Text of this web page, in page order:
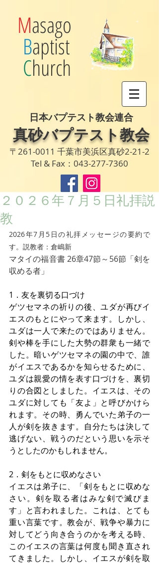
Masago
Baptist
Church
日本バプテスト教会連合
真砂バプテスト教会
〒261-0011 千葉市美浜区真砂2-21-2
Tel & Fax：043-277-7360
２０２６年７月５日礼拝説
教
2026年7月5日の礼拝メッセージの要約で
す。説教者：倉嶋新
マタイの福音書 26章47節～56節「剣を
収める者」
1．友を裏切る口づけ
ゲツセマネの祈りの後、ユダが再びイ
エスのもとにやって来ます。しかし、
ユダは一人で来たのではありません。
剣や棒を手にした大勢の群衆も一緒で
した。暗いゲツセマネの園の中で、誰
がイエスであるかを知らせるために、
ユダは親愛の情を表す口づけを、裏切
りの合図としました。イエスは、その
ユダに対しても「友よ」と呼びかけら
れます。その時、勇んでいた弟子の一
人が剣を抜きます。自分たちは決して
逃げない、戦うのだという思いを示そ
うとしたのかもしれません。
2．剣をもとに収めなさい
イエスは弟子に、「剣をもとに収めな
さい。剣を取る者はみな剣で滅びま
す」と言われました。これは、とても
重い言葉です。教会が、戦争や暴力に
対してどう向き合うのかを考える時、
このイエスの言葉は何度も聞き直され
てきました。しかし、イエスが剣を取